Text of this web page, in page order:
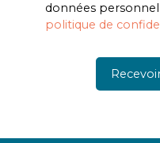
données
politique de